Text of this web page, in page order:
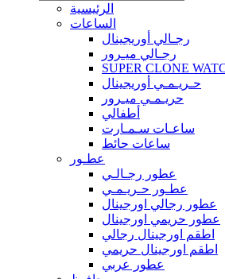
الرئيسية
الساعات
رجـالي أوريجينال
رجـالي ميـرور
SUPER CLONE
حـريـمـي أوريجينال
حريـمـي ميـرور
أطفالي
ساعـات سـمـارت
ساعات حائط
عطـور
عطور رجـالـي
عطـور حـريـمـي
عطور رجالي اورجينال
عطور حريمي اورجينال
اطقم اورجينال رجالي
اطقم اورجينال حريمي
عطور عربي